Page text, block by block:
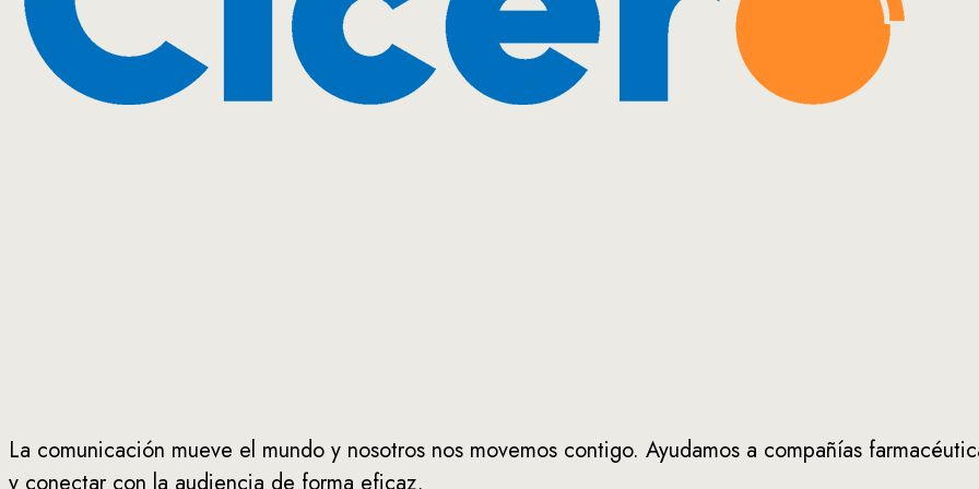
La comunicación mueve el mundo y nosotros nos movemos contigo. Ayudamos a compañías